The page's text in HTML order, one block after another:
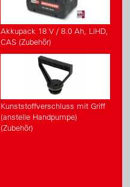
Akkupack 18 V / 8.0 Ah, LiHD,
CAS (Zubehör)
Kunststoffverschluss mit Griff
(anstelle Handpumpe)
(Zubehör)